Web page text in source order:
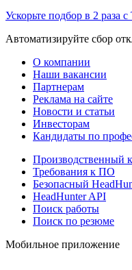
Ускорьте подбор в 2 раза
Автоматизируйте сбор
О компании
Наши вакансии
Партнерам
Реклама на сайте
Новости и статьи
Инвесторам
Кандидаты по
Производственный
Требования к ПО
Безопасный
HeadHunter API
Поиск работы
Поиск по резюме
Мобильное приложение